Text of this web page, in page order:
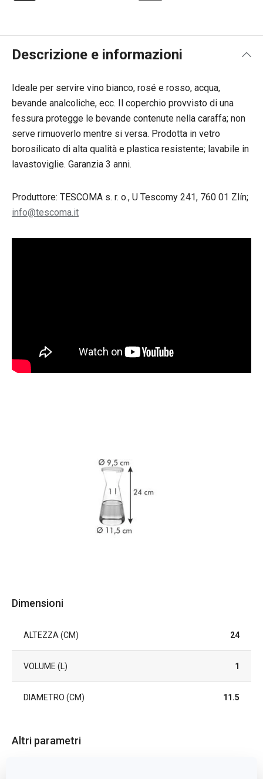
Descrizione e informazioni
Ideale per servire vino bianco, rosé e rosso, acqua,
bevande analcoliche, ecc. Il coperchio provvisto di una
fessura protegge le bevande contenute nella caraffa; non
serve rimuoverlo mentre si versa. Prodotta in vetro
borosilicato di alta qualità e plastica resistente; lavabile in
lavastoviglie. Garanzia 3 anni.
Produttore: TESCOMA s. r. o., U Tescomy 241, 760 01 Zlín;
info@tescoma.it
Dimensioni
ALTEZZA (CM) 24
VOLUME (L) 1
DIAMETRO (CM) 11.5
Altri parametri